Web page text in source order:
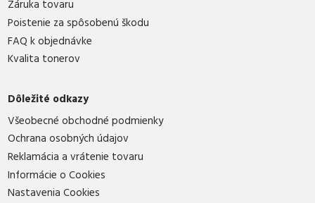
Záruka tovaru
Poistenie za spôsobenú škodu
FAQ k objednávke
Kvalita tonerov
Dôležité odkazy
Všeobecné obchodné podmienky
Ochrana osobných údajov
Reklamácia a vrátenie tovaru
Informácie o Cookies
Nastavenia Cookies